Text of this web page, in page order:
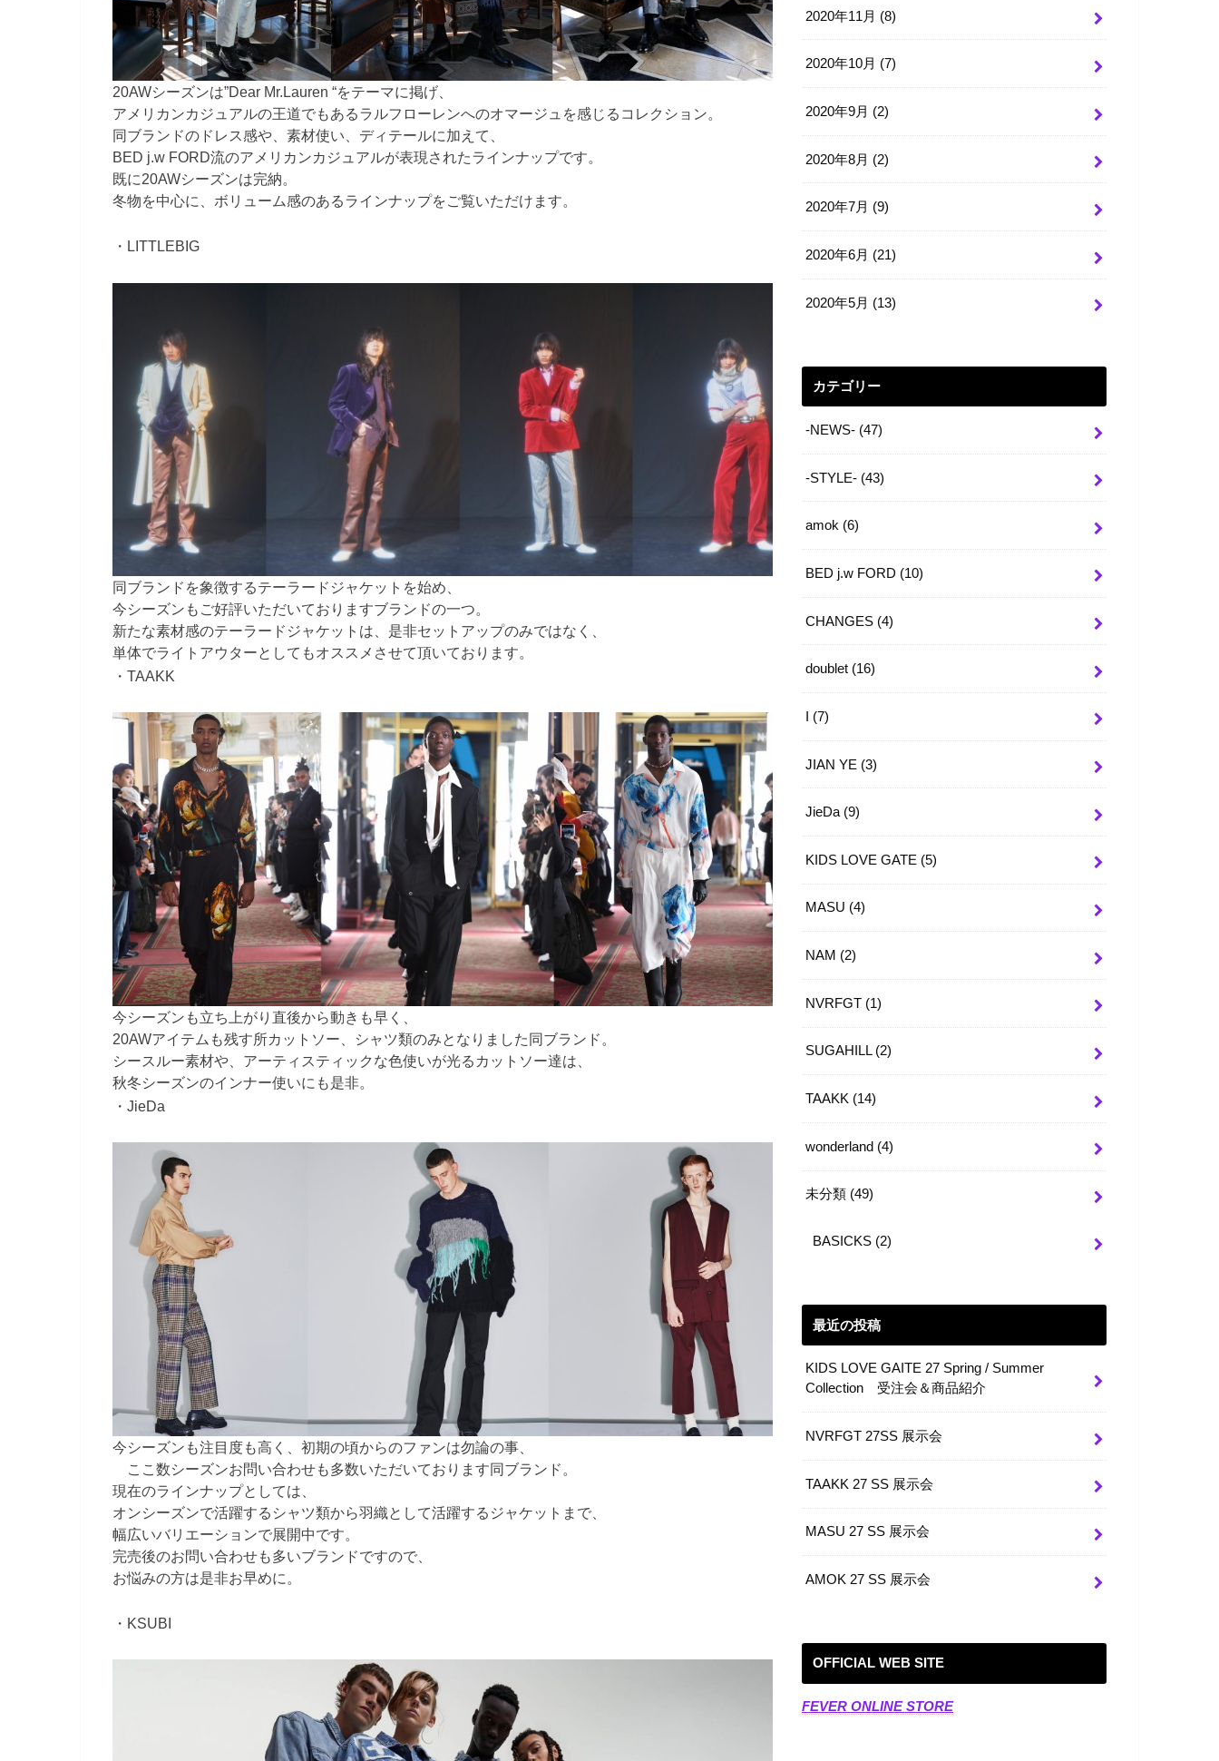
20AWシーズンは”Dear Mr.Lauren “をテーマに掲げ、
アメリカンカジュアルの王道でもあるラルフローレンへのオマージュを感じるコレクション。
同ブランドのドレス感や、素材使い、ディテールに加えて、
BED j.w FORD流のアメリカンカジュアルが表現されたラインナップです。
既に20AWシーズンは完納。
冬物を中心に、ボリューム感のあるラインナップをご覧いただけます。
・LITTLEBIG
同ブランドを象徴するテーラードジャケットを始め、
今シーズンもご好評いただいておりますブランドの一つ。
新たな素材感のテーラードジャケットは、是非セットアップのみではなく、
単体でライトアウターとしてもオススメさせて頂いております。
・TAAKK
今シーズンも立ち上がり直後から動きも早く、
20AWアイテムも残す所カットソー、シャツ類のみとなりました同ブランド。
シースルー素材や、アーティスティックな色使いが光るカットソー達は、
秋冬シーズンのインナー使いにも是非。
・JieDa
今シーズンも注目度も高く、初期の頃からのファンは勿論の事、
ここ数シーズンお問い合わせも多数いただいております同ブランド。
現在のラインナップとしては、
オンシーズンで活躍するシャツ類から羽織として活躍するジャケットまで、
幅広いバリエーションで展開中です。
完売後のお問い合わせも多いブランドですので、
お悩みの方は是非お早めに。
・KSUBI
2020年11月 (8)
2020年10月 (7)
2020年9月 (2)
2020年8月 (2)
2020年7月 (9)
2020年6月 (21)
2020年5月 (13)
カテゴリー
-NEWS- (47)
-STYLE- (43)
amok (6)
BED j.w FORD (10)
CHANGES (4)
doublet (16)
(7)
JIAN YE (3)
JieDa (9)
KIDS LOVE GATE (5)
MASU (4)
NAM (2)
NVRFGT (1)
SUGAHILL (2)
TAAKK (14)
wonderland (4)
未分類 (49)
BASICKS (2)
最近の投稿
KIDS LOVE GAITE 27 Spring / Summer
Collection 受注会＆商品紹介
NVRFGT 27SS 展示会
TAAKK 27 SS 展示会
MASU 27 SS 展示会
AMOK 27 SS 展示会
OFFICIAL WEB SITE
FEVER ONLINE STORE